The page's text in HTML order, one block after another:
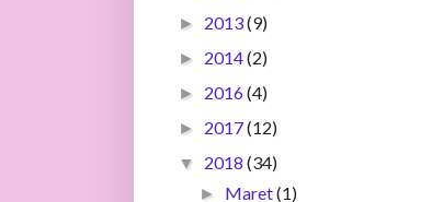
► 2013(9)
► 2014(2)
► 2016(4)
► 2017(12)
▼ 2018 (34)
► Maret(1)